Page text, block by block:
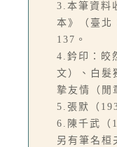
3.本筆資料
本》（臺北
137。
4.鈐印：皎
文）、白髮
摯友情（閒
5.張默（
6.陳千武（
另有筆名桓